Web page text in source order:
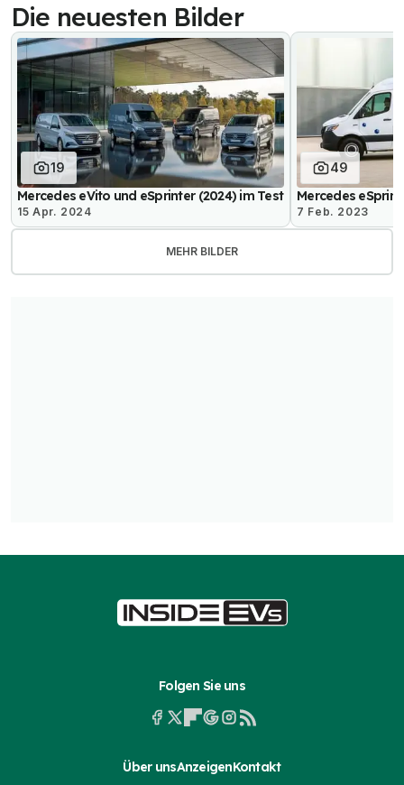
Die neuesten Bilder
19
Mercedes eVito und eSprinter (2024) im Test
15 Apr. 2024
49
Mercedes
7 Feb. 2023
MEHR BILDER
Folgen Sie uns
Über unsAnzeigenKontakt